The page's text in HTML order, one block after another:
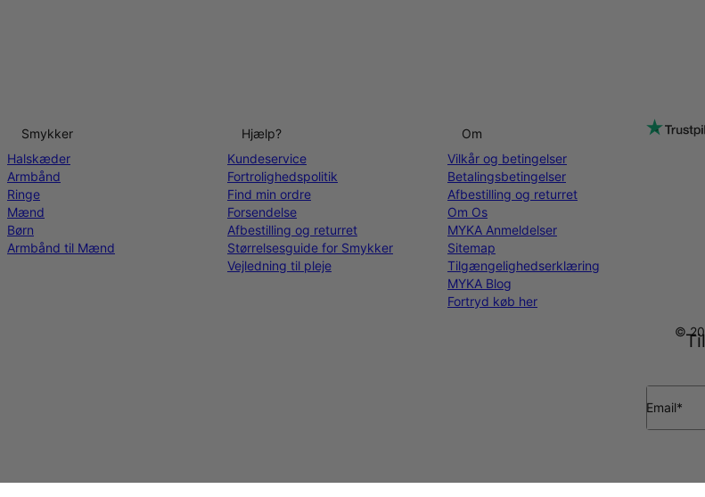
Email*
Smykker
Halskæder
Armbånd
Ringe
Mænd
Børn
Armbånd til Mænd
Hjælp?
Kundeservice
Fortrolighedspolitik
Find min ordre
Forsendelse
Afbestilling og returret
Størrelsesguide for Smykker
Vejledning til pleje
Om
Vilkår og betingelser
Betalingsbetingelser
Afbestilling og returret
Om Os
MYKA Anmeldelser
Sitemap
Tilgængelighedserklæring
MYKA Blog
Fortryd køb her
©